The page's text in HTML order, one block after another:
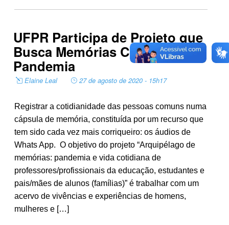
UFPR Participa de Projeto que
Busca Memórias Cotidianas da
Pandemia
Elaine Leal 27 de agosto de 2020 - 15h17
Registrar a cotidianidade das pessoas comuns numa
cápsula de memória, constituída por um recurso que
tem sido cada vez mais corriqueiro: os áudios de
Whats App. O objetivo do projeto “Arquipélago de
memórias: pandemia e vida cotidiana de
professores/profissionais da educação, estudantes e
pais/mães de alunos (famílias)” é trabalhar com um
acervo de vivências e experiências de homens,
mulheres e […]